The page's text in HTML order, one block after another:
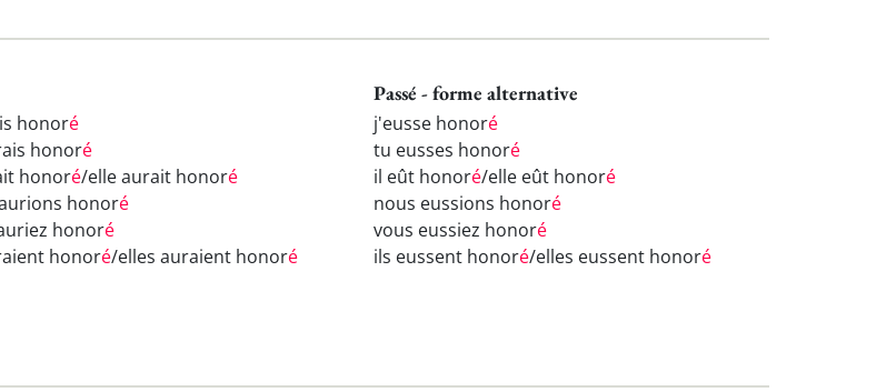
honoré
honoré
honoré/elle aurait honoré
honoré
honoré
honoré/elles auraient honoré
Passé - forme alternative
j'eusse honoré
tu eusses honoré
il eût honoré/elle eût honoré
nous eussions honoré
vous eussiez honoré
ils eussent honoré/elles eussent honoré